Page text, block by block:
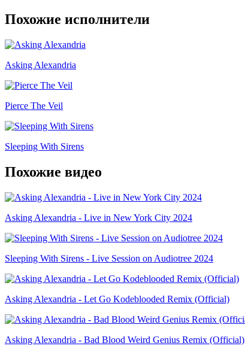
Похожие исполнители
Asking Alexandria
Pierce The Veil
Sleeping With Sirens
Похожие видео
Asking Alexandria - Live in New York City 2024
Sleeping With Sirens - Live Session on Audiotree 2024
Asking Alexandria - Let Go Kodeblooded Remix (Official)
Asking Alexandria - Bad Blood Weird Genius Remix (Official)